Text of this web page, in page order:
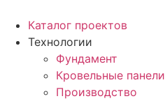
содержимому
Каталог проектов
Технологии
Фундамент
Кровельные панели
Производство